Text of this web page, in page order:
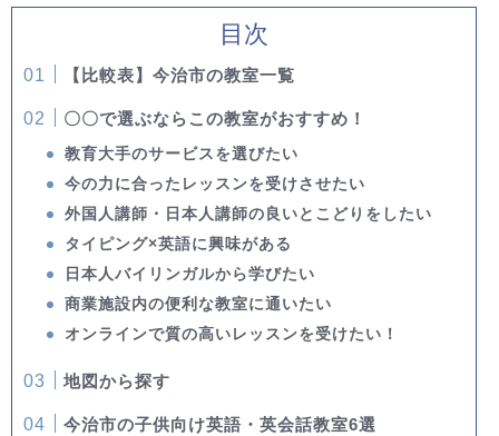
目次
【比較表】今治市の教室一覧
〇〇で選ぶならこの教室がおすすめ！
教育大手のサービスを選びたい
今の力に合ったレッスンを受けさせたい
外国人講師・日本人講師の良いとこどりをしたい
タイピング×英語に興味がある
日本人バイリンガルから学びたい
商業施設内の便利な教室に通いたい
オンラインで質の高いレッスンを受けたい！
地図から探す
今治市の子供向け英語・英会話教室6選